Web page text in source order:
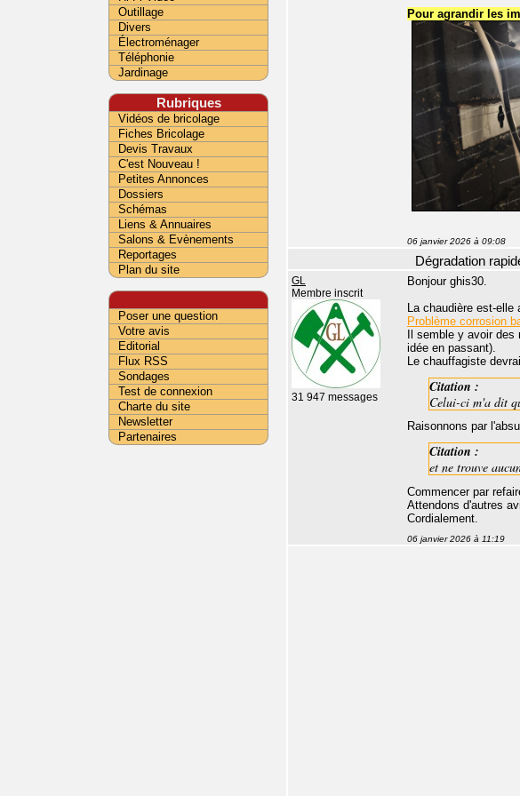
Pour agrandir les
06 janvier 2026 à 09:08
Dégradation
GL
Membre inscrit
31 947 messages
Bonjour ghis30.
La chaudière est-
Problème corrosion
Il semble y avoir
idée en passant).
Le chauffagiste
Citation :
Celui-ci m'a dit
Raisonnons par
Citation :
et ne trouve
Commencer par
Attendons d'autres
Cordialement.
06 janvier 2026 à 11:19
Outillage
Divers
Électroménager
Téléphonie
Jardinage
Rubriques
Vidéos de bricolage
Fiches Bricolage
Devis Travaux
C'est Nouveau !
Petites Annonces
Dossiers
Schémas
Liens & Annuaires
Salons & Evènements
Reportages
Plan du site
Poser une question
Votre avis
Editorial
Flux RSS
Sondages
Test de connexion
Charte du site
Newsletter
Partenaires